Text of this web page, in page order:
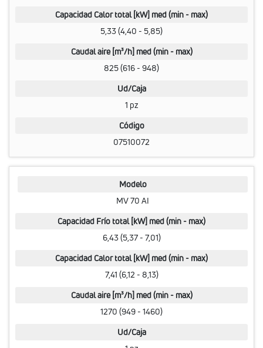
Capacidad Calor total [kW] med (min - max)
5,33 (4,40 - 5,85)
Caudal aire [m³/h] med (min - max)
825 (616 - 948)
Ud/Caja
1 pz
Código
07510072
Modelo
MV 70 AI
Capacidad Frío total [kW] med (min - max)
6,43 (5,37 - 7,01)
Capacidad Calor total [kW] med (min - max)
7,41 (6,12 - 8,13)
Caudal aire [m³/h] med (min - max)
1270 (949 - 1460)
Ud/Caja